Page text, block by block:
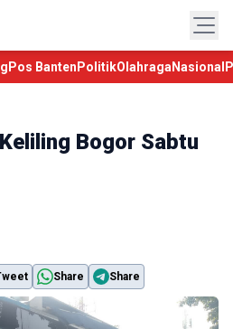
Pos Banten PolitikOlahraga Nasional
Bogor Sabtu
Share Share